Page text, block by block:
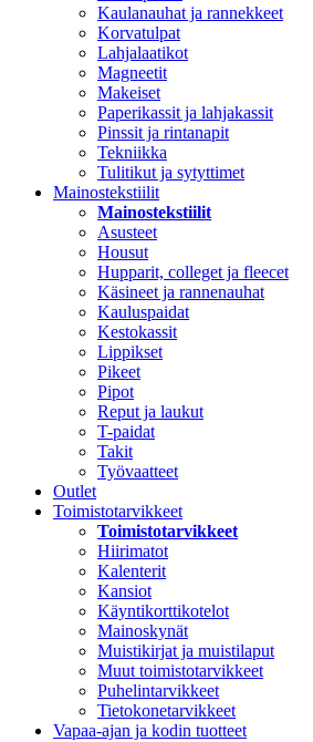
Kaulanauhat ja rannekkeet
Korvatulpat
Lahjalaatikot
Magneetit
Makeiset
Paperikassit ja lahjakassit
Pinssit ja rintanapit
Tekniikka
Tulitikut ja sytyttimet
Mainostekstiilit
Mainostekstiilit
Asusteet
Housut
Hupparit, colleget ja fleecet
Käsineet ja rannenauhat
Kauluspaidat
Kestokassit
Lippikset
Pikeet
Pipot
Reput ja laukut
T-paidat
Takit
Työvaatteet
Outlet
Toimistotarvikkeet
Toimistotarvikkeet
Hiirimatot
Kalenterit
Kansiot
Käyntikorttikotelot
Mainoskynät
Muistikirjat ja muistilaput
Muut toimistotarvikkeet
Puhelintarvikkeet
Tietokonetarvikkeet
Vapaa-ajan ja kodin tuotteet